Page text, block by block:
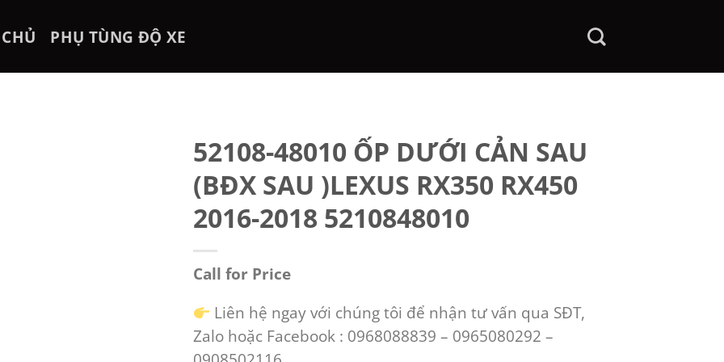
PHỤ TÙNG ĐỘ XE
52108-48010 ỐP DƯỚI CẢN SAU
(BĐX SAU )LEXUS RX350 RX450
2016-2018 5210848010
Call for Price
Liên hệ ngay với chúng tôi để nhận tư vấn qua SĐT,
Zalo hoặc Facebook : 0968088839 – 0965080292 –